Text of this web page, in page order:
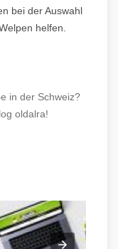
bei der Auswahl
helfen.
in der Schweiz?
oldalra!